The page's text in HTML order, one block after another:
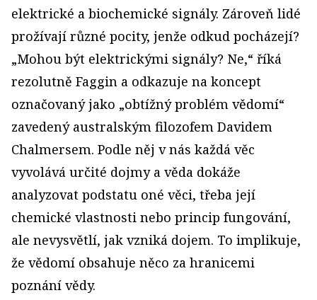
elektrické a biochemické signály. Zároveň lidé
prožívají různé pocity, jenže odkud pocházejí?
„Mohou být elektrickými signály? Ne,“ říká
rezolutně Faggin a odkazuje na koncept
označovaný jako „obtížný problém vědomí“
zavedený australským filozofem Davidem
Chalmersem. Podle něj v nás každá věc
vyvolává určité dojmy a věda dokáže
analyzovat podstatu oné věci, třeba její
chemické vlastnosti nebo princip fungování,
ale nevysvětlí, jak vzniká dojem. To implikuje,
že vědomí obsahuje něco za hranicemi
poznání vědy.